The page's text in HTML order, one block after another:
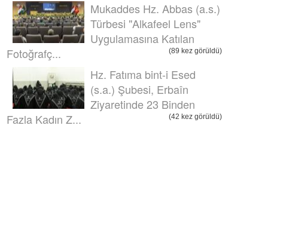
Mukaddes Hz. Abbas (a.s.)
Türbesi "Alkafeel Lens"
Uygulamasına Katılan
Fotoğrafç...
(89 kez görüldü)
Hz. Fatıma bint-i Esed
(s.a.) Şubesi, Erbaîn
Ziyaretinde 23 Binden
Fazla Kadın Z...
(42 kez görüldü)